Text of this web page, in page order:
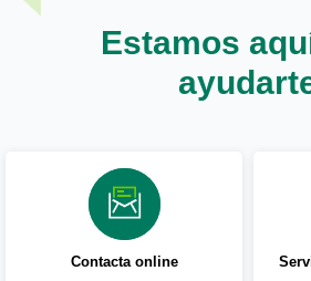
Estamos
Contacta online